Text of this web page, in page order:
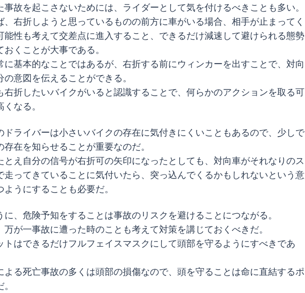
事故を起こさないためには、ライダーとして気を付けるべきことも多い。
、右折しようと思っているものの前方に車がいる場合、相手が止まってく
能性も考えて交差点に進入すること、できるだけ減速して避けられる態勢
おくことが大事である。
に基本的なことではあるが、右折する前にウィンカーを出すことで、対向
の意図を伝えることができる。
右折したいバイクがいると認識することで、何らかのアクションを取る可
なる。
ドライバーは小さいバイクの存在に気付きにくいこともあるので、少しで
存在を知らせることが重要なのだ。
とえ自分の信号が右折可の矢印になったとしても、対向車がそれなりのス
走ってきていることに気付いたら、突っ込んでくるかもしれないという意
ようにすることも必要だ。
に、危険予知をすることは事故のリスクを避けることにつながる。
万が一事故に遭った時のことも考えて対策を講じておくべきだ。
トはできるだけフルフェイスマスクにして頭部を守るようにすべきであ
よる死亡事故の多くは頭部の損傷なので、頭を守ることは命に直結するポ